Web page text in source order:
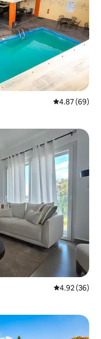
평점 4.87점(5
4.87 (69)
평점 4.92점(5
4.92 (36)